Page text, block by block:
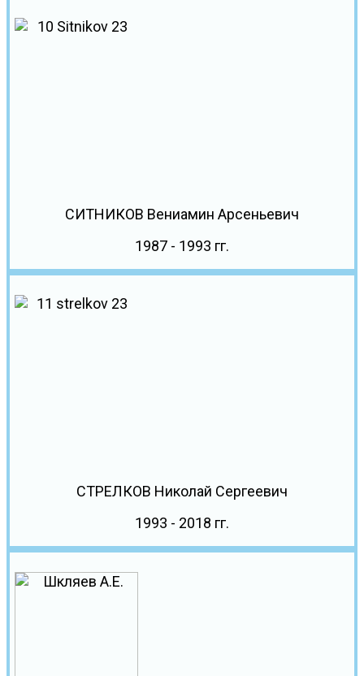
СИТНИКОВ Вениамин Арсеньевич
1987 - 1993 гг.
СТРЕЛКОВ Николай Сергеевич
1993 - 2018 гг.